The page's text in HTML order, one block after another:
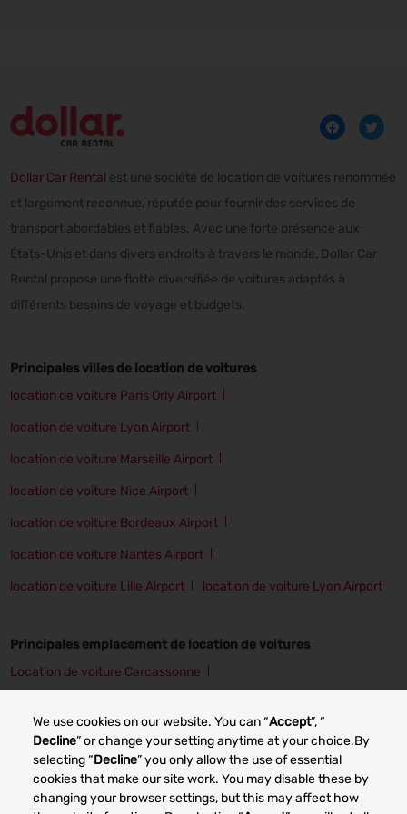
We use cookies on our website. You can “Accept”, “
Decline” or change your setting anytime at your choice.By
selecting “Decline” you only allow the use of essential
cookies that make our site work. You may disable these by
changing your browser settings, but this may affect how
Dollar Car Rental est une société de location de voitures renommée
et largement reconnue, réputée pour fournir des services de
transport abordables et fiables. Avec une forte présence aux
États-Unis et dans divers endroits à travers le monde, Dollar Car
Rental propose une flotte diversifiée de voitures adaptés à
différents besoins de voyage et budgets.
Principales villes de location de voitures
location de voiture Paris Orly Airport
location de voiture Lyon Airport
location de voiture Marseille Airport
location de voiture Nice Airport
location de voiture Bordeaux Airport
location de voiture Nantes Airport
location de voiture Lille Airport location de voiture Lyon Airport
Principales emplacement de location de voitures
Location de voiture Carcassonne
Location de voiture Angers Location de voiture Lille
Location de voiture Lyon Location de voiture Nancy
Location de voiture Bordeaux